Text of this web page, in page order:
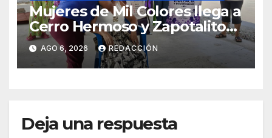
Mujeres de Mil Colores llega a
Cerro Hermoso y Zapotalito
para fortalecer redes de
apoyo y prevenir violencias
AGO 6, 2026 REDACCIÓN
Deja una respuesta